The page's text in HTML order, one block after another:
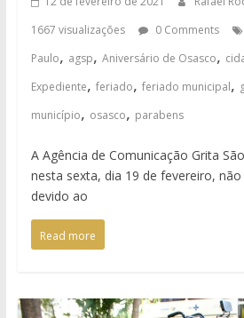
1667 visualizações
0 Comments
Paulo, agsp, Aniversário de Osasco,
Expediente, feriado, feriado municipal,
município, osasco, parabens
A Agência de Comunicação Grita
nesta sexta, dia 19 de fevereiro,
devido ao
Read more